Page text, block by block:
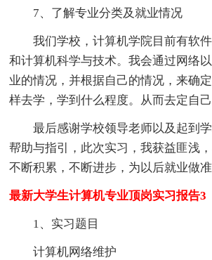
7、了解专业分类及就业情况
我们学校，计算机学院目前有软
和计算机科学与技术。我会通过网络
业的情况，并根据自己的情况，来确
样去学，学到什么程度。从而去定自己
最后感谢学校领导老师以及起到
帮助与指引，此次实习，我获益匪浅
不断积累，不断进步，为以后就业做准
最新大学生计算机专业顶岗实习报告3
1、实习题目
计算机网络维护